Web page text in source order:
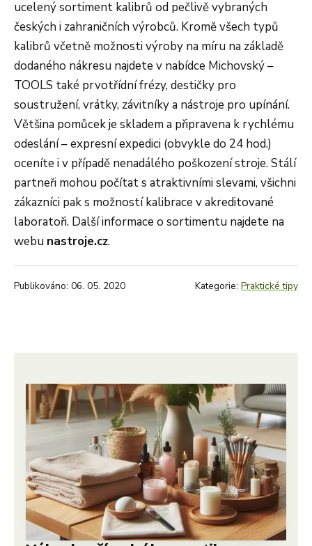
ucelený sortiment kalibrů od pečlivě vybraných
českých i zahraničních výrobců. Kromě všech typů
kalibrů včetně možnosti výroby na míru na základě
dodaného nákresu najdete v nabídce Michovský –
TOOLS také prvotřídní frézy, destičky pro
soustružení, vrátky, závitníky a nástroje pro upínání.
Většina pomůcek je skladem a připravena k rychlému
odeslání – expresní expedici (obvykle do 24 hod.)
oceníte i v případě nenadálého poškození stroje. Stálí
partneři mohou počítat s atraktivními slevami, všichni
zákazníci pak s možností kalibrace v akreditované
laboratoři. Další informace o sortimentu najdete na
webu nastroje.cz.
Publikováno: 06. 05. 2020 Kategorie: Praktické tipy